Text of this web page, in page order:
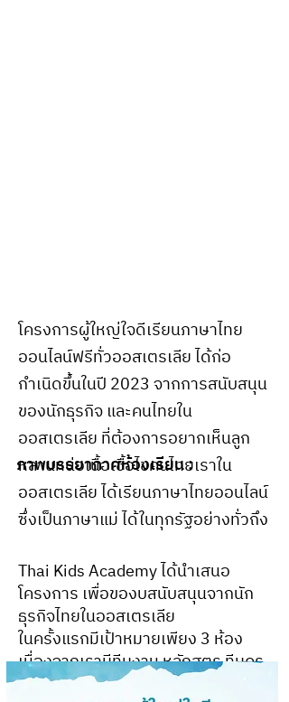
โครงการผู้ใหญ่ใจดีเรียนภาษาไทย
ออนไลน์ฟรีทั่วออสเตรเลีย ได้ก่อ
กำเนิดขึ้นในปี 2023 จากการสนับสนุน
ของนักธุรกิจ และคนไทยใน
ออสเตรเลีย ที่ต้องการอยากเห็นลูก
หลานหน่อเนื้อเชื้อไขคนไทยเราใน
ออสเตรเลีย ได้เรียนภาษาไทยออนไลน์
ซึ่งเป็นภาษาแม่ ได้ในทุกรัฐอย่างทั่วถึง
Thai Kids Academy ได้นำเสนอ
โครงการ เพื่อของบสนับสนุนจากนัก
ธุรกิจไทยในออสเตรเลีย
ในครั้งแรกมีเป้าหมายเพียง 3 ห้อง
เนื่องจากเรามีทีมงาน หลักสูตร ทีมครู
มืออาชีพ ที่พร้อม แต่ขาดเพียงทุน
ภาพบรรยากาศห้องเรียน :